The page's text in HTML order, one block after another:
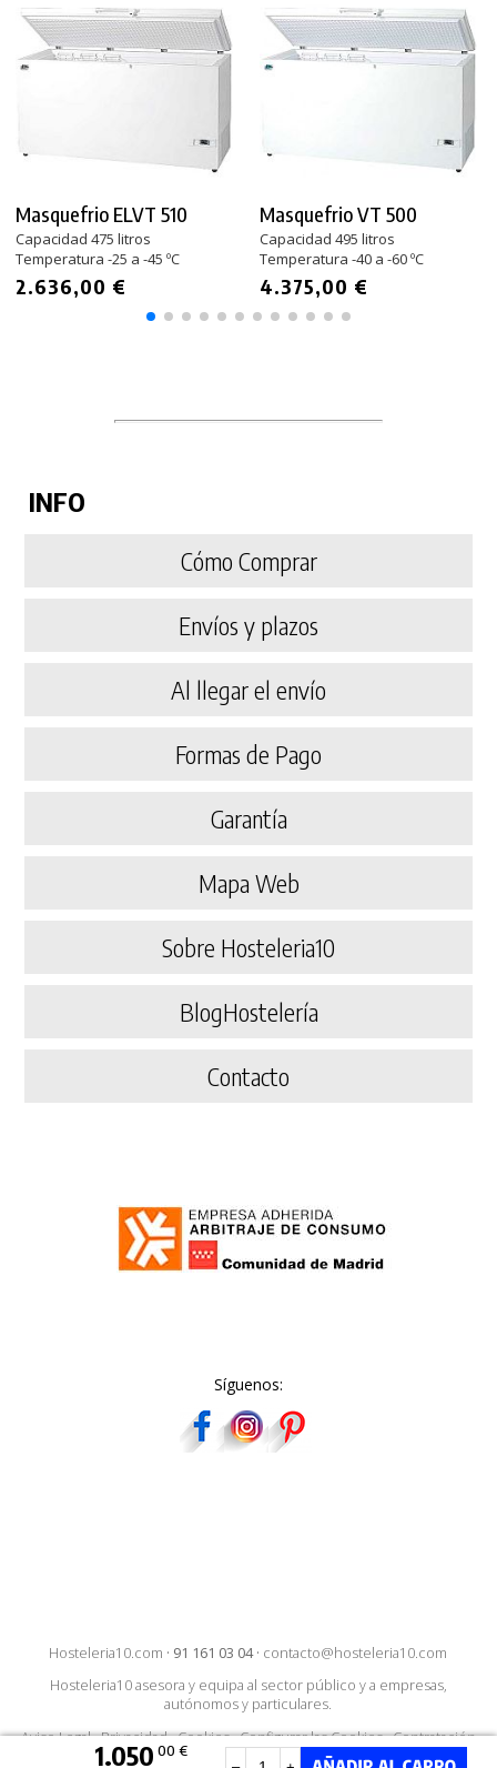
1.050 00 €
Masquefrio ELVT 510
Capacidad 475 litros
Temperatura -25 a -45 ºC
2.636,00 €
Masquefrio VT 500
Capacidad 495 litros
Temperatura -40 a -60 ºC
4.375,00 €
INFO
Cómo Comprar
Envíos y plazos
Al llegar el envío
Formas de Pago
Garantía
Mapa Web
Sobre Hosteleria10
BlogHostelería
Contacto
Síguenos:
Hosteleria10.com · 91 161 03 04· contacto@hosteleria10.com
Hosteleria10 asesora y equipa al sector público y a empresas,
autónomos y particulares.
Aviso Legal·Privacidad·Cookies·Configurar las Cookies·Contratación